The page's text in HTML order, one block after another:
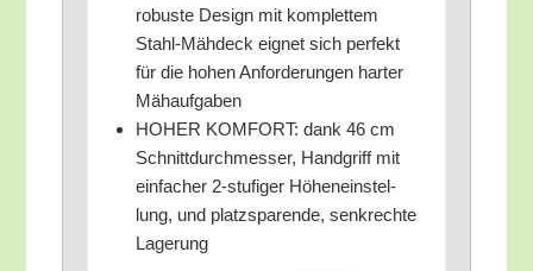
robus­te Design mit kom­plet­tem
Stahl-Mäh­deck eig­net sich per­fekt
für die hohen Anfor­de­run­gen har­ter
Mähaufgaben
HOHER KOMFORT: dank 46 cm
Schnitt­durch­mes­ser, Hand­griff mit
ein­fa­cher 2‑stufiger Höhen­ein­stel­
lung, und platz­spa­ren­de, senk­rech­te
Lagerung